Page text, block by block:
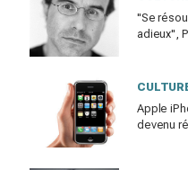
"Se
adieux",
Apple
devenu